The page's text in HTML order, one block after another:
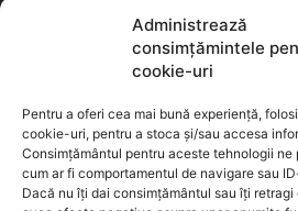
Administrează
consimțămintele
cookie-uri
Pentru a oferi cea mai bună experiență,
cookie-uri, pentru a stoca și/sau accesa
Consimțământul pentru aceste tehnologii ne
cum ar fi comportamentul de navigare sau
Dacă nu îți dai consimțământul sau îți
Termeni de utilizare
GDPR